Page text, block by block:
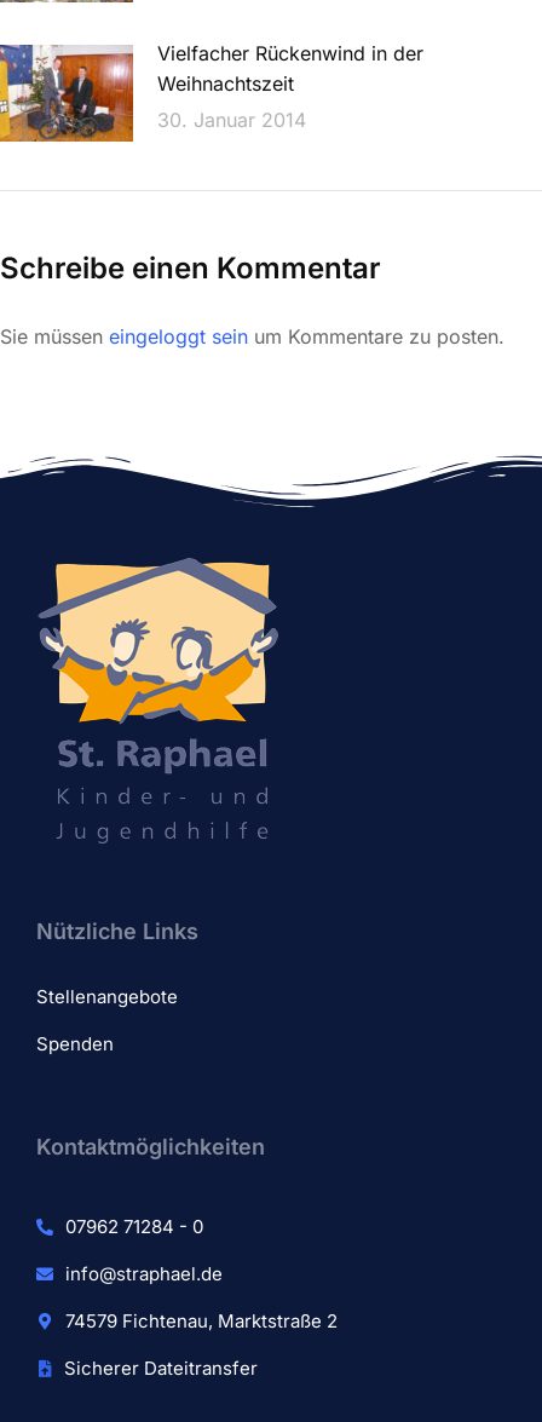
Vielfacher Rückenwind in der
Weihnachtszeit
30. Januar 2014
Schreibe einen Kommentar
Sie müssen eingeloggt sein um Kommentare zu posten.
Nützliche Links
Stellenangebote
Spenden
Kontaktmöglichkeiten
07962 71284 - 0
info@straphael.de
74579 Fichtenau, Marktstraße 2
Sicherer Dateitransfer